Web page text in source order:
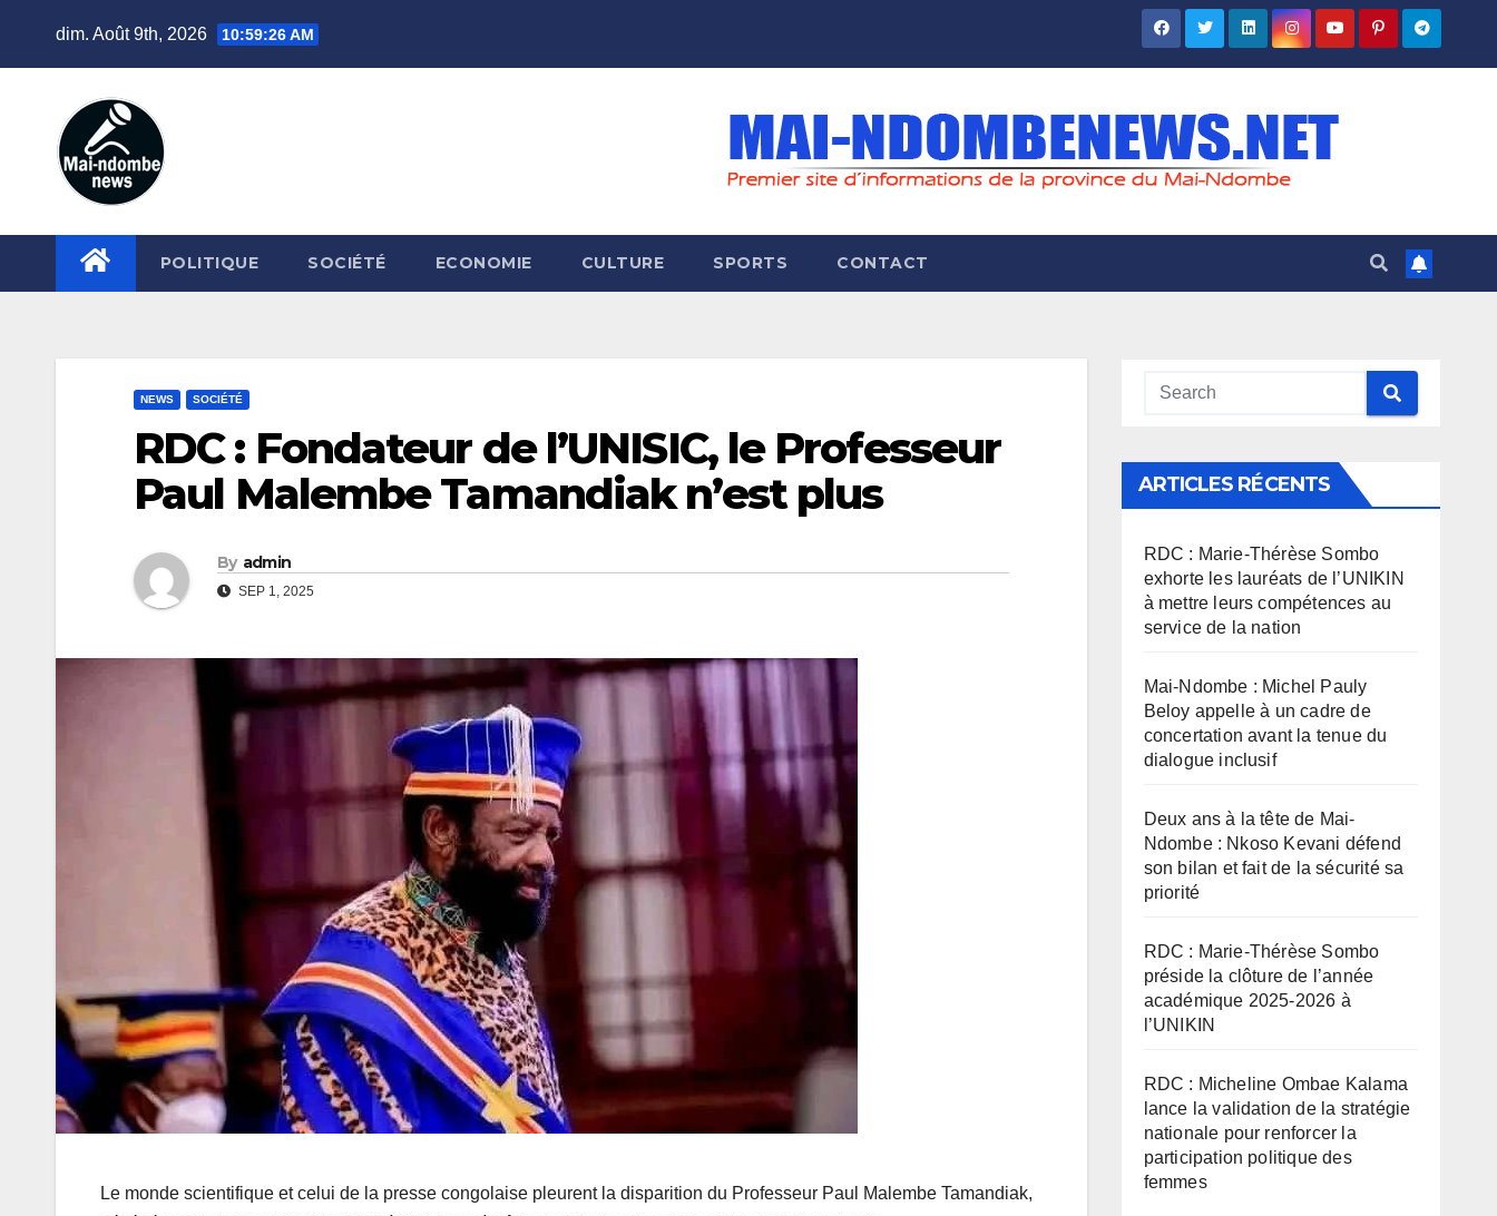
dim. Août 9th, 2026 10:59:27 AM
POLITIQUE SOCIÉTÉ ECONOMIE CULTURE SPORTS CONTACT
NEWS SOCIÉTÉ
RDC : Fondateur de l’UNISIC, le Professeur
Paul Malembe Tamandiak n’est plus
By admin
SEP 1, 2025
Le monde scientifique et celui de la presse congolaise pleurent la disparition du Professeur Paul Malembe Tamandiak,
ARTICLES RÉCENTS
RDC : Marie-Thérèse Sombo
exhorte les lauréats de l’UNIKIN
à mettre leurs compétences au
service de la nation
Mai-Ndombe : Michel Pauly
Beloy appelle à un cadre de
concertation avant la tenue du
dialogue inclusif
Deux ans à la tête de Mai-
Ndombe : Nkoso Kevani défend
son bilan et fait de la sécurité sa
priorité
RDC : Marie-Thérèse Sombo
préside la clôture de l’année
académique 2025-2026 à
l’UNIKIN
RDC : Micheline Ombae Kalama
lance la validation de la stratégie
nationale pour renforcer la
participation politique des
femmes